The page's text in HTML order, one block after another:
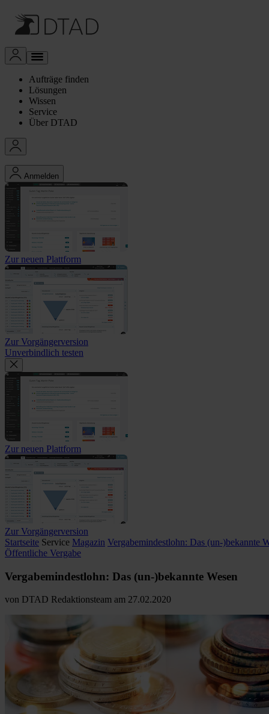
Aufträge finden
Lösungen
Wissen
Service
Über DTAD
Anmelden
Zur neuen Plattform
Zur Vorgängerversion
Unverbindlich testen
Zur neuen Plattform
Zur Vorgängerversion
Startseite Service Magazin Vergabemindestlohn: Das (un-)bekannte
Öffentliche Vergabe
Vergabemindestlohn: Das (un-)bekannte Wesen
von DTAD Redaktionsteam am 27.02.2020